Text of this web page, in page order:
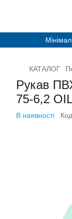
КАТАЛОГ
Рукав
75-6,2
В наявності